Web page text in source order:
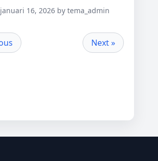
16, 2026 by tema_admin
Next »